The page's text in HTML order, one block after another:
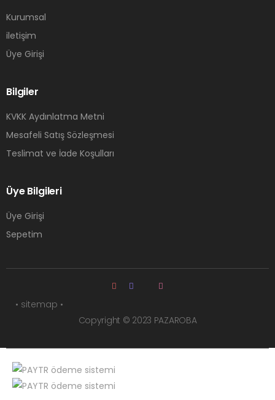
Kurumsal
iletişim
Üye Girişi
Bilgiler
KVKK Aydınlatma Metni
Mesafeli Satış Sözleşmesi
Teslimat ve İade Koşulları
Üye Bilgileri
Üye Girişi
Sepetim
Copyright © 2023 PAZAROBA
• sitemap •